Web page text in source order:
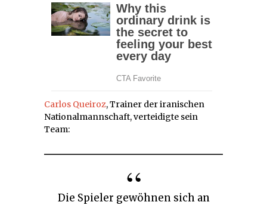
Carlos Queiroz, Trainer der iranischen
Nationalmannschaft, verteidigte sein
Team:
Die Spieler gewöhnen sich an